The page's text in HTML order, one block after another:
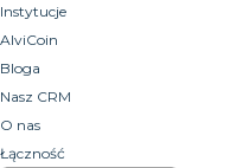
Instytucje
AlviCoin
Bloga
Nasz CRM
O nas
Łączność